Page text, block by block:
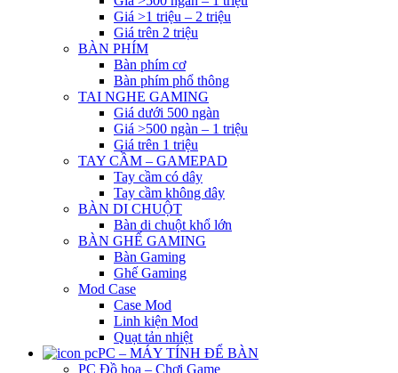
Giá >1 triệu – 2 triệu
Giá trên 2 triệu
BÀN PHÍM
Bàn phím cơ
Bàn phím phổ thông
TAI NGHE GAMING
Giá dưới 500 ngàn
Giá >500 ngàn – 1 triệu
Giá trên 1 triệu
TAY CẦM – GAMEPAD
Tay cầm có dây
Tay cầm không dây
BÀN DI CHUỘT
Bàn di chuột khổ lớn
BÀN GHẾ GAMING
Bàn Gaming
Ghế Gaming
Mod Case
Case Mod
Linh kiện Mod
Quạt tản nhiệt
PC – MÁY TÍNH ĐỂ BÀN
PC Đồ họa – Chơi Game